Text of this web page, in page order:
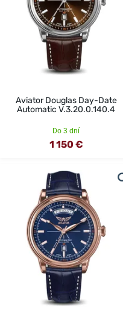
Aviator Douglas Day-Date
Automatic V.3.20.0.140.4
Do 3 dní
1 150 €